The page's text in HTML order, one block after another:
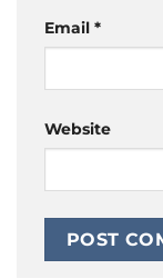
Email *
Website